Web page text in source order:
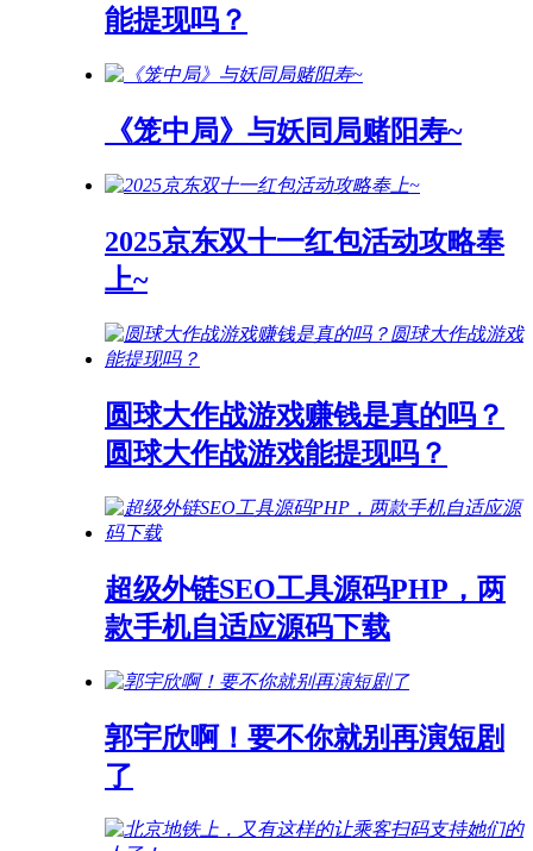
能提现吗？
《笼中局》与妖同局赌阳寿~
2025京东双十一红包活动攻略奉
上~
圆球大作战游戏赚钱是真的吗？
圆球大作战游戏能提现吗？
超级外链SEO工具源码PHP，两
款手机自适应源码下载
郭宇欣啊！要不你就别再演短剧
了